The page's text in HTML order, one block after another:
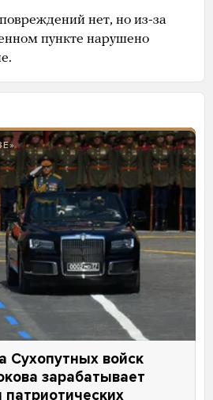
нет, но из-за
пункте нарушено
Сухопутных войск
зарабатывает
патриотических